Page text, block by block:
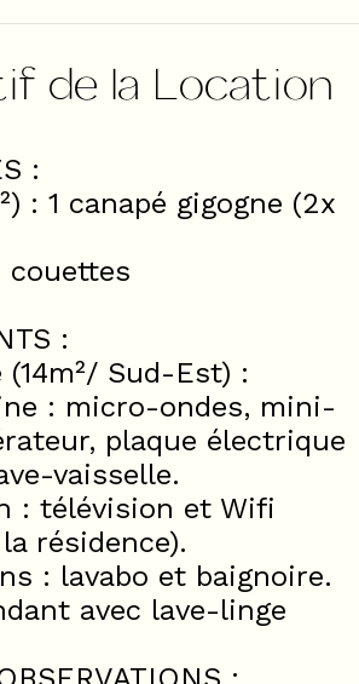
de la Location
:
: 1 canapé gigogne (2x
couettes
:
(14m²/ Sud-Est) :
: micro-ondes, mini-
plaque électrique
vaisselle.
: télévision et Wifi
résidence).
: lavabo et baignoire.
avec lave-linge